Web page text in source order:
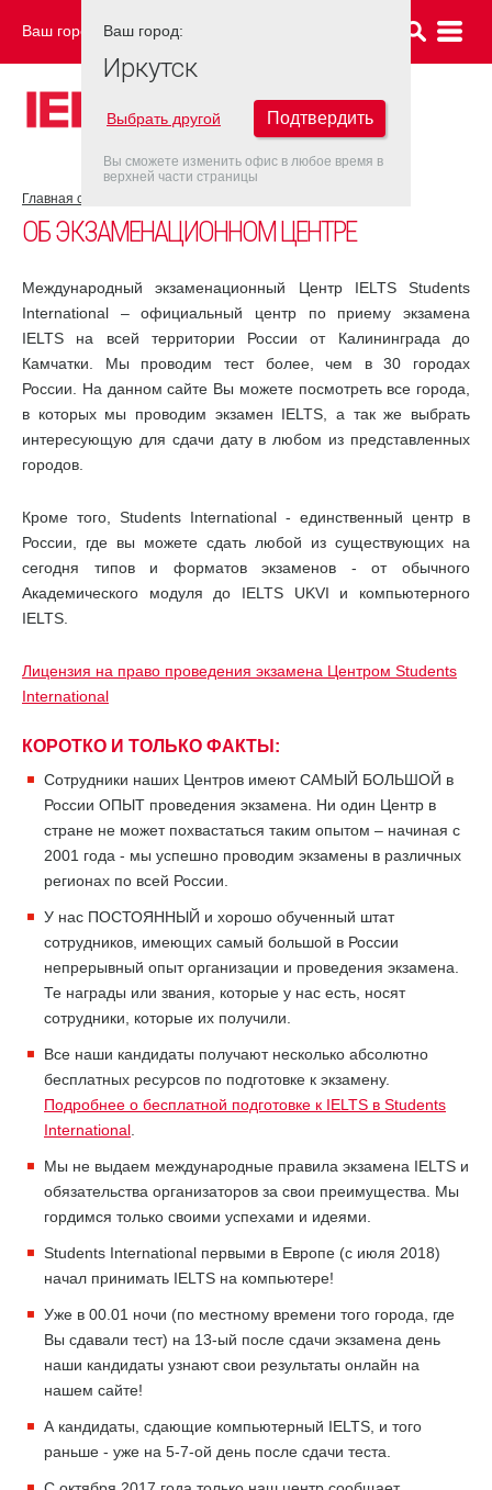
Ваш город: ИРКУТСК
Главная страница
ОБ ЭКЗАМЕНАЦИОННОМ ЦЕНТРЕ
Международный экзаменационный Центр IELTS Students
International – официальный центр по приему экзамена
IELTS на всей территории России от Калининграда до
Камчатки. Мы проводим тест более, чем в 30 городах
России. На данном сайте Вы можете посмотреть все города,
в которых мы проводим экзамен IELTS, а так же выбрать
интересующую для сдачи дату в любом из представленных
городов.
Кроме того, Students International - единственный центр в
России, где вы можете сдать любой из существующих на
сегодня типов и форматов экзаменов - от обычного
Академического модуля до IELTS UKVI и компьютерного
IELTS.
Лицензия на право проведения экзамена Центром Students
International
КОРОТКО И ТОЛЬКО ФАКТЫ:
Сотрудники наших Центров имеют САМЫЙ БОЛЬШОЙ в
России ОПЫТ проведения экзамена. Ни один Центр в
стране не может похвастаться таким опытом – начиная с
2001 года - мы успешно проводим экзамены в различных
регионах по всей России.
У нас ПОСТОЯННЫЙ и хорошо обученный штат
сотрудников, имеющих самый большой в России
непрерывный опыт организации и проведения экзамена.
Те награды или звания, которые у нас есть, носят
сотрудники, которые их получили.
Все наши кандидаты получают несколько абсолютно
бесплатных ресурсов по подготовке к экзамену.
Подробнее о бесплатной подготовке к IELTS в Students
International
Мы не выдаем международные правила экзамена IELTS и
обязательства организаторов за свои преимущества. Мы
гордимся только своими успехами и идеями.
Students International первыми в Европе (с июля 2018)
начал принимать IELTS на компьютере!
Уже в 00.01 ночи (по местному времени того города, где
Вы сдавали тест) на 13-ый после сдачи экзамена день
наши кандидаты узнают свои результаты онлайн на
нашем сайте!
А кандидаты, сдающие компьютерный IELTS, и того
раньше - уже на 5-7-ой день после сдачи теста.
Ваш город:
Иркутск
Выбрать другой Подтвердить
Вы сможете изменить офис в любое время в
верхней части страницы